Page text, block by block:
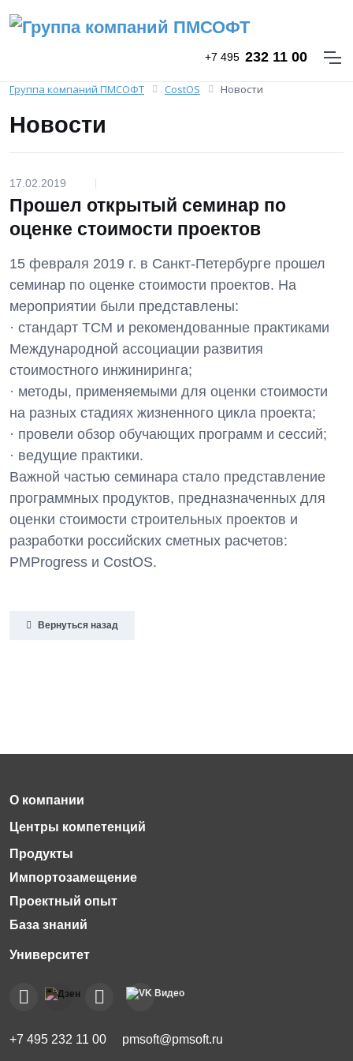
+7 495 232 11 00
Группа компаний ПМСОФТ CostOS Новости
Новости
17.02.2019 |
Прошел открытый семинар по
оценке стоимости проектов
15 февраля 2019 г. в Санкт-Петербурге прошел
семинар по оценке стоимости проектов. На
мероприятии были представлены:
· стандарт TCM и рекомендованные практиками
Международной ассоциации развития
стоимостного инжиниринга;
· методы, применяемыми для оценки стоимости
на разных стадиях жизненного цикла проекта;
· провели обзор обучающих программ и сессий;
· ведущие практики.
Важной частью семинара стало представление
программных продуктов, предназначенных для
оценки стоимости строительных проектов и
разработки российских сметных расчетов:
PMProgress и CostOS.
Вернуться назад
Импортозамещение
Проектный опыт
База знаний
+7 495 232 11 00 pmsoft@pmsoft.ru